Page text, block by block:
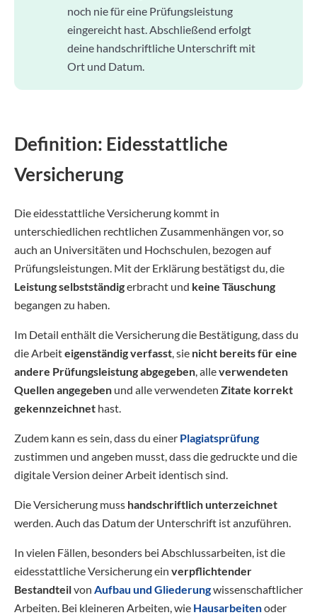
noch nie für eine Prüfungsleistung
eingereicht hast. Abschließend erfolgt
deine handschriftliche Unterschrift mit
Ort und Datum.
Definition: Eidesstattliche
Versicherung
Die eidesstattliche Versicherung kommt in
unterschiedlichen rechtlichen Zusammenhängen vor, so
auch an Universitäten und Hochschulen, bezogen auf
Prüfungsleistungen. Mit der Erklärung bestätigst du, die
Leistung selbstständigerbracht und keine Täuschung
begangen zu haben.
Im Detail enthält die Versicherung die Bestätigung, dass du
die Arbeiteigenständig verfasst, sie nicht bereits für eine
andere Prüfungsleistung abgegeben, alleverwendeten
Quellen angegeben und alle verwendeten Zitate korrekt
gekennzeichnet hast.
Zudem kann es sein, dass du einer Plagiatsprüfung
zustimmen und angeben musst, dass die gedruckte und die
digitale Version deiner Arbeit identisch sind.
Die Versicherung muss handschriftlich unterzeichnet
werden. Auch das Datum der Unterschrift ist anzuführen.
In vielen Fällen, besonders bei Abschlussarbeiten, ist die
eidesstattliche Versicherung ein verpflichtender
Bestandteilvon Aufbau und Gliederungwissenschaftlicher
Arbeiten. Bei kleineren Arbeiten, wie Hausarbeitenoder